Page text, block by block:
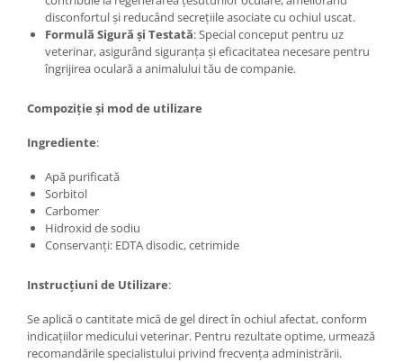
disconfortul și reducând secrețiile asociate cu ochiul uscat.​
Formulă Sigură și Testată: Special conceput pentru uz
veterinar, asigurând siguranța și eficacitatea necesare pentru
îngrijirea oculară a animalului tău de companie.​
Compoziție și mod de utilizare
Ingrediente:
Apă purificată​
Sorbitol​
Carbomer​
Hidroxid de sodiu​
Conservanți: EDTA disodic, cetrimide​
Instrucțiuni de Utilizare:
Se aplică o cantitate mică de gel direct în ochiul afectat, conform
indicațiilor medicului veterinar. Pentru rezultate optime, urmează
recomandările specialistului privind frecvența administrării.